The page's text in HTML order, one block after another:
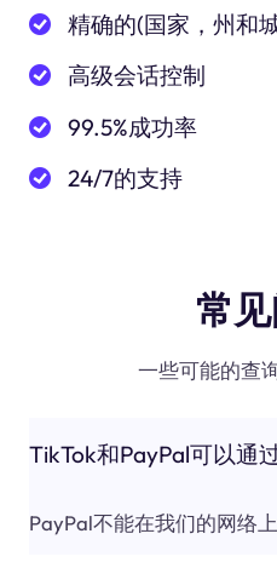
精确的(国家，州和
高级会话控制
99.5%成功率
24/7的支持
常
一些可能的查
TikTok和PayPal可以通
PayPal不能在我们的网络上